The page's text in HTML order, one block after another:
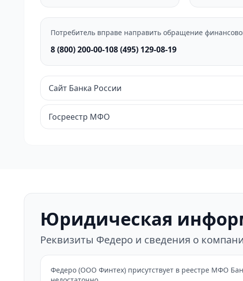
Потребитель вправе направить обращение
8 (800) 200-00-108 (495) 129-08-19
Сайт Банка России
Госреестр МФО
Юридическая
Реквизиты Федеро и сведения о
Федеро (ООО Финтех) присутствует в реестре МФО